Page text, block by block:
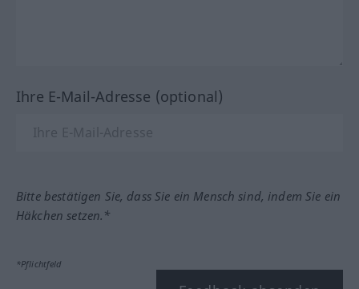
Ihre E-Mail-Adresse (optional)
Bitte bestätigen Sie, dass Sie ein Mensch sind, indem Sie ein
Häkchen setzen.*
*Pflichtfeld